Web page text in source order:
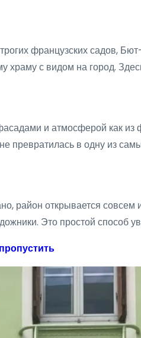
французских садов,
с видом на город.
и атмосферой как из
превратилась в одну из
район открывается
Это простой способ